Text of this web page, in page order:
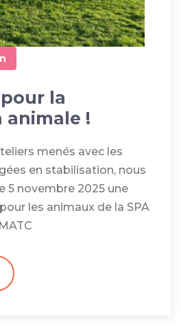
la
!
menés avec les
en stabilisation, nous
5 novembre 2025 une
les animaux de la SPA